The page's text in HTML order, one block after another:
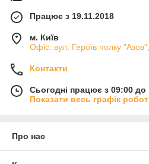
Працює з 19.11.2018
м. Київ
Офіс: вул. Героїв полку
Контакти
Сьогодні працює з 09:00 до
Показати весь графік
Про нас